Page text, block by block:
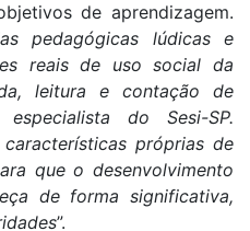
de aprendizagem.
pedagógicas lúdicas e
reais de uso social da
leitura e contação de
do Sesi-SP.
próprias de
que o desenvolvimento
de forma significativa,
”.